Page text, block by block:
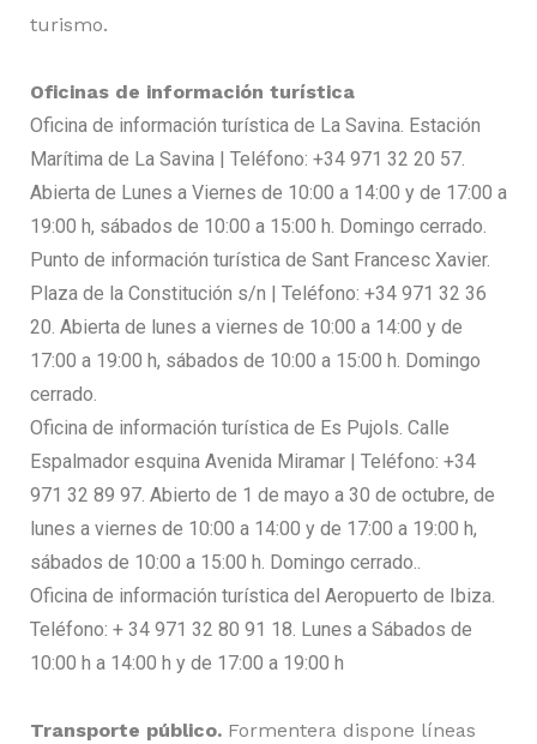
turismo.
Oficinas de información turística
Oficina de información turística de La Savina. Estación
Marítima de La Savina | Teléfono: +34 971 32 20 57.
Abierta de Lunes a Viernes de 10:00 a 14:00 y de 17:00 a
19:00 h, sábados de 10:00 a 15:00 h. Domingo cerrado.
Punto de información turística de Sant Francesc Xavier.
Plaza de la Constitución s/n | Teléfono: +34 971 32 36
20. Abierta de lunes a viernes de 10:00 a 14:00 y de
17:00 a 19:00 h, sábados de 10:00 a 15:00 h. Domingo
cerrado.
Oficina de información turística de Es Pujols. Calle
Espalmador esquina Avenida Miramar | Teléfono: +34
971 32 89 97. Abierto de 1 de mayo a 30 de octubre, de
lunes a viernes de 10:00 a 14:00 y de 17:00 a 19:00 h,
sábados de 10:00 a 15:00 h. Domingo cerrado..
Oficina de información turística del Aeropuerto de Ibiza.
Teléfono: + 34 971 32 80 91 18. Lunes a Sábados de
10:00 h a 14:00 h y de 17:00 a 19:00 h
Transporte público. Formentera dispone líneas